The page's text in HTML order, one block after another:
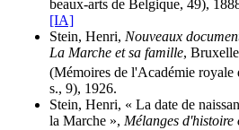
beaux-arts de Belgique, 49),
[IA]
Stein, Henri, Nouveaux
La Marche et sa famille,
(Mémoires de l'Académie royale
s., 9), 1926.
Stein, Henri, « La date de
la Marche », Mélanges